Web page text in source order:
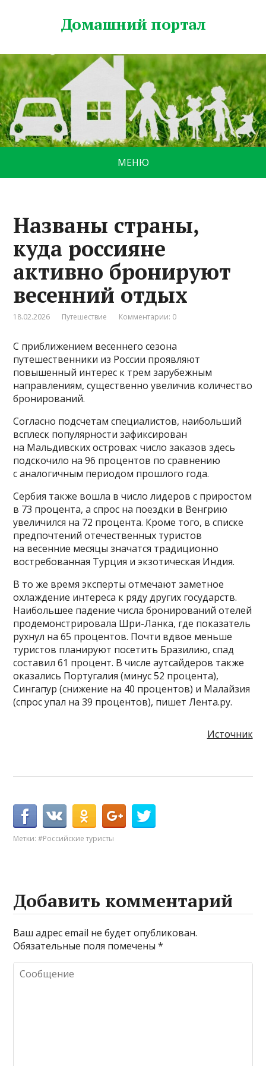
Домашний портал
МЕНЮ
Названы страны,
куда россияне
активно бронируют
весенний отдых
18.02.2026 Путешествие Комментарии: 0
С приближением весеннего сезона
путешественники из России проявляют
повышенный интерес к трем зарубежным
направлениям, существенно увеличив количество
бронирований.
Согласно подсчетам специалистов, наибольший
всплеск популярности зафиксирован
на Мальдивских островах: число заказов здесь
подскочило на 96 процентов по сравнению
с аналогичным периодом прошлого года.
Сербия также вошла в число лидеров с приростом
в 73 процента, а спрос на поездки в Венгрию
увеличился на 72 процента. Кроме того, в списке
предпочтений отечественных туристов
на весенние месяцы значатся традиционно
востребованная Турция и экзотическая Индия.
В то же время эксперты отмечают заметное
охлаждение интереса к ряду других государств.
Наибольшее падение числа бронирований отелей
продемонстрировала Шри-Ланка, где показатель
рухнул на 65 процентов. Почти вдвое меньше
туристов планируют посетить Бразилию, спад
составил 61 процент. В числе аутсайдеров также
оказались Португалия (минус 52 процента),
Сингапур (снижение на 40 процентов) и Малайзия
(спрос упал на 39 процентов), пишет Лента.ру.
Источник
Метки:#Российские туристы
Добавить комментарий
Ваш адрес email не будет опубликован.
Обязательные поля помечены*